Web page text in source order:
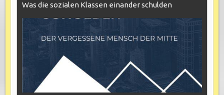
Was die sozialen Klassen einander schulden